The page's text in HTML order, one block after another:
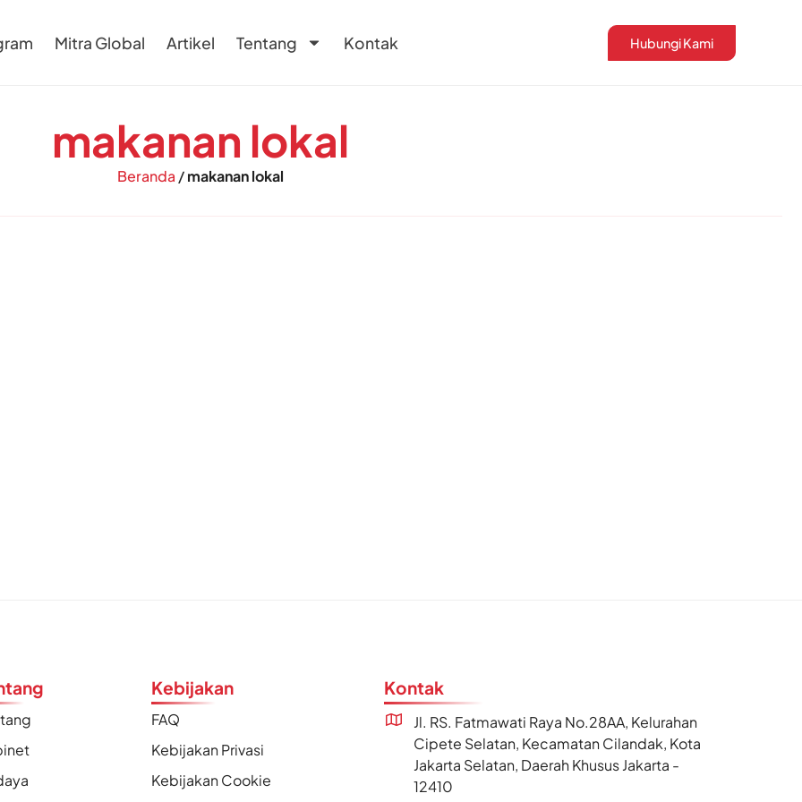
Mitra Global Artikel Tentang Kontak Hubungi Kami
makanan lokal
Beranda /makanan lokal
Kebijakan
FAQ
Kebijakan Privasi
Kebijakan Cookie
Kontak
Jl. RS. Fatmawati Raya No.28AA, Kelurahan
Cipete Selatan, Kecamatan Cilandak, Kota
Jakarta Selatan, Daerah Khusus Jakarta -
12410